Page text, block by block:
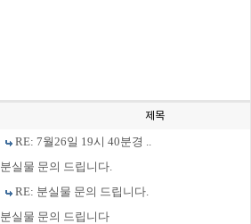
제목
RE: 7월26일 19시 40분경 ..
분실물 문의 드립니다.
RE: 분실물 문의 드립니다.
분실물 문의 드립니다